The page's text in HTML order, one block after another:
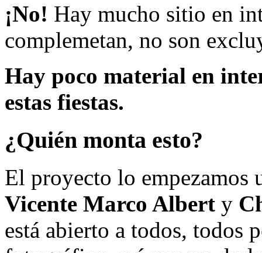
¡No! Hay mucho sitio en
complemetan, no son
Hay poco material en
estas fiestas.
¿Quién monta esto?
El proyecto lo empezamos
Vicente Marco Albert y
está abierto a todos, todos